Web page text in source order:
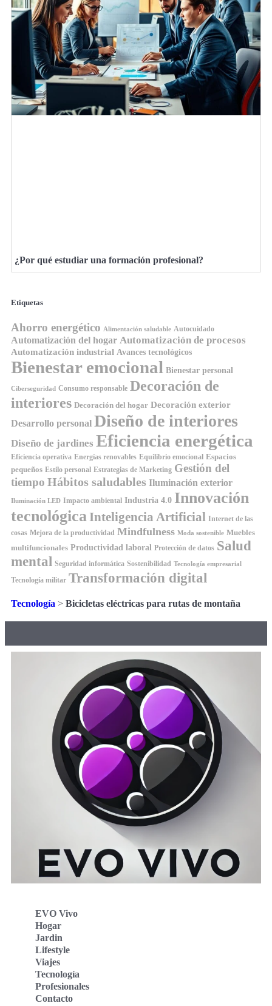
¿Por qué estudiar una formación profesional?
Etiquetas
Ahorro energético Alimentación saludable Autocuidado
Automatización del hogar Automatización de procesos
Automatización industrial Avances tecnológicos
Bienestar emocional Bienestar personal
Ciberseguridad Consumo responsable Decoración de
interiores Decoración del hogar Decoración exterior
Desarrollo personal Diseño de interiores
Diseño de jardines Eficiencia energética
Eficiencia operativa Energías renovables Equilibrio emocional Espacios
pequeños Estilo personal Estrategias de Marketing Gestión del
tiempo Hábitos saludables Iluminación exterior
Iluminación LED Impacto ambiental Industria 4.0 Innovación
tecnológica Inteligencia Artificial Internet de las
cosas Mejora de la productividad Mindfulness Moda sostenible Muebles
multifuncionales Productividad laboral Protección de datos Salud
mental Seguridad informática Sostenibilidad Tecnología empresarial
Tecnología militar Transformación digital
Tecnología > Bicicletas eléctricas para rutas de montaña
EVO Vivo
Hogar
Jardin
Lifestyle
Viajes
Tecnología
Profesionales
Contacto